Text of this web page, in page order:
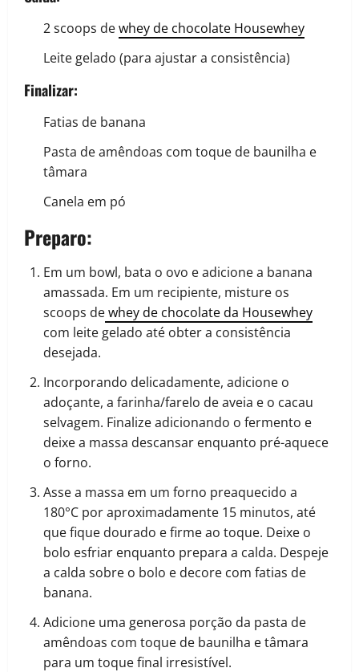
2 scoops dewhey de chocolate Housewhey
Leite gelado (para ajustar a consistência)
Finalizar:
Fatias de banana
Pasta de amêndoas com toque de baunilha e
tâmara
Canela em pó
Preparo:
Em um bowl, bata o ovo e adicione a banana
amassada. Em um recipiente, misture os
scoops dewhey de chocolate da Housewhey
com leite gelado até obter a consistência
desejada.
Incorporando delicadamente, adicione o
adoçante, a farinha/farelo de aveia e o cacau
selvagem. Finalize adicionando o fermento e
deixe a massa descansar enquanto pré-aquece
o forno.
Asse a massa em um forno preaquecido a
180°C por aproximadamente 15 minutos, até
que fique dourado e firme ao toque. Deixe o
bolo esfriar enquanto prepara a calda. Despeje
a calda sobre o bolo e decore com fatias de
banana.
Adicione uma generosa porção da pasta de
amêndoas com toque de baunilha e tâmara
para um toque final irresistível.